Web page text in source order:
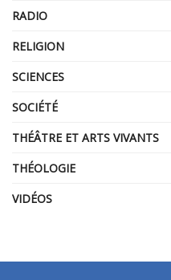
RADIO
RELIGION
SCIENCES
SOCIÉTÉ
THÉÂTRE ET ARTS VIVANTS
THÉOLOGIE
VIDÉOS